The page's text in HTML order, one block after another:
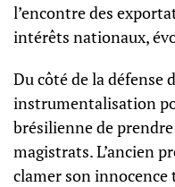
l’encontre des
intérêts nationaux,
Du côté de la défense
instrumentalisation
brésilienne de
magistrats. L’ancien
clamer son